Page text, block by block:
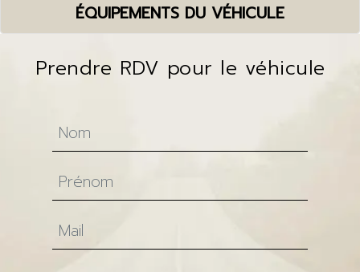
ÉQUIPEMENTS DU VÉHICULE
Prendre RDV pour le véhicule